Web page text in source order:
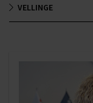
VELLINGE